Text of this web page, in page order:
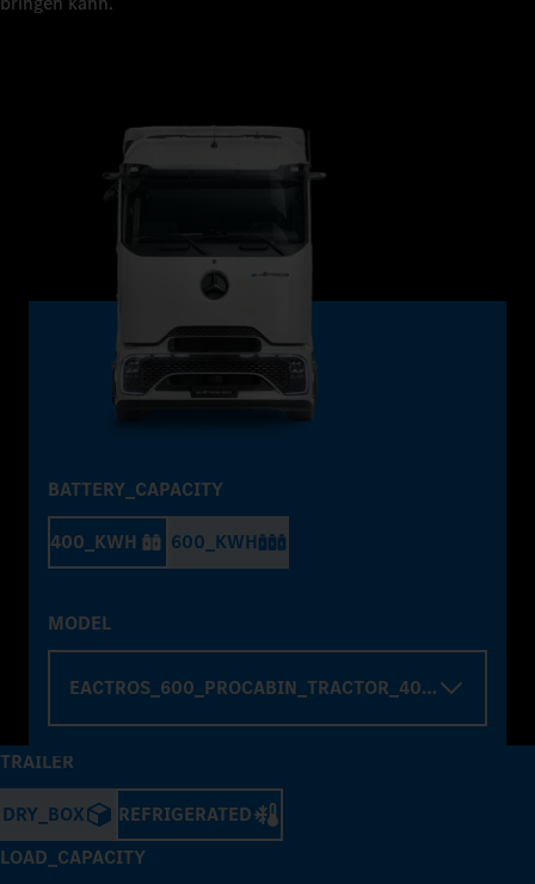
BATTERY_CAPACITY
400_KWH 600_KWH
MODEL
TRAILER
DRY_BOX
REFRIGERATED
LOAD_CAPACITY